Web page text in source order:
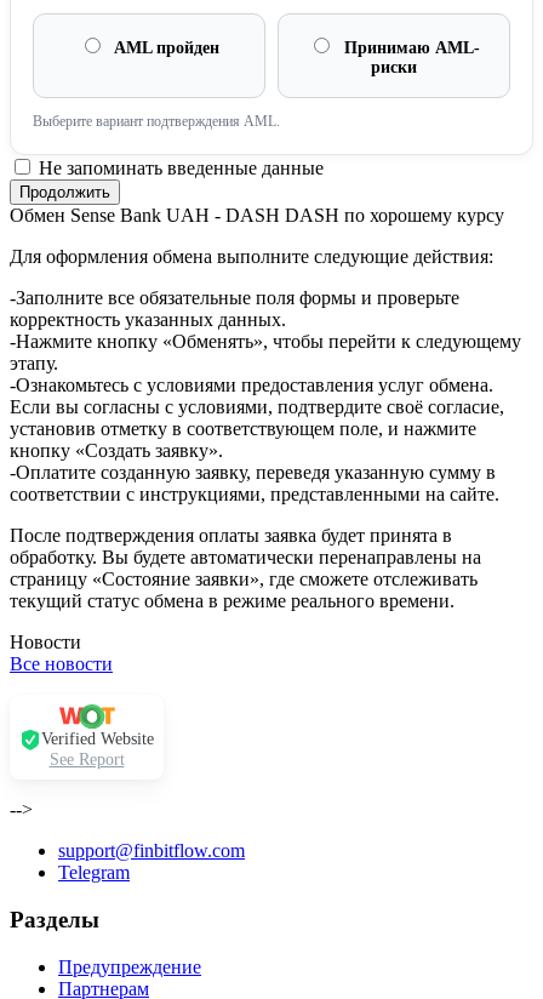
AML пройден
Принимаю AML-
риски
Выберите вариант подтверждения AML.
Не запоминать введенные данные
Обмен Sense Bank UAH - DASH DASH по хорошему курсу
Для оформления обмена выполните следующие действия:
-Заполните все обязательные поля формы и проверьте
корректность указанных данных.
-Нажмите кнопку «Обменять», чтобы перейти к следующему
этапу.
-Ознакомьтесь с условиями предоставления услуг обмена.
Если вы согласны с условиями, подтвердите своё согласие,
установив отметку в соответствующем поле, и нажмите
кнопку «Создать заявку».
-Оплатите созданную заявку, переведя указанную сумму в
соответствии с инструкциями, представленными на сайте.
После подтверждения оплаты заявка будет принята в
обработку. Вы будете автоматически перенаправлены на
страницу «Состояние заявки», где сможете отслеживать
текущий статус обмена в режиме реального времени.
Новости
Все новости
Verified Website
See Report
-->
support@finbitflow.com
Telegram
Разделы
Предупреждение
Партнерам